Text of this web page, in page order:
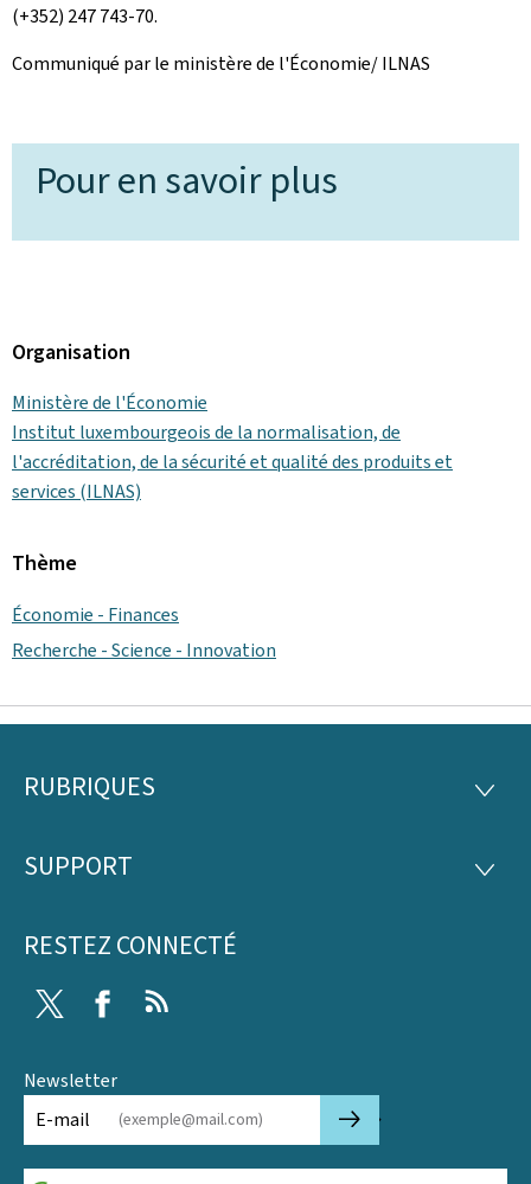
(+352) 247 743-70.
Communiqué par le ministère de l'Économie/ ILNAS
Pour en savoir plus
Organisation
Ministère de l'Économie
Institut luxembourgeois de la normalisation, de
l'accréditation, de la sécurité et qualité des produits et
services (ILNAS)
Thème
Économie - Finances
Recherche - Science - Innovation
Pied
page
RUBRIQUES
SUPPORT
RESTEZ CONNECTÉ
Twitter Facebook
Newsletter
E-mail
🡒